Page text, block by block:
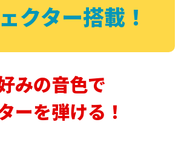
クター搭載！
みの音色で
ーを弾ける！